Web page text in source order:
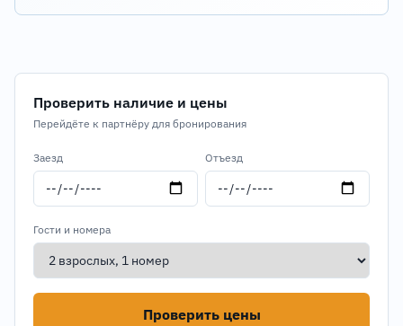
Проверить наличие и цены
Перейдёте к партнёру для бронирования
Заезд Отъезд
Гости и номера
Проверить цены